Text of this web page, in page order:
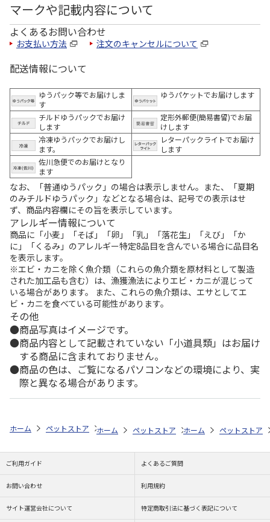
マークや記載内容について
よくあるお問い合わせ
お支払い方法 注文のキャンセルについて
配送情報について
ゆうパック等でお届けしま
す
ゆうパケットでお届けします
チルドゆうパックでお届け
します
定形外郵便(簡易書留)でお届
けします
冷凍ゆうパックでお届けし
ます。
レターパックライトでお届け
します
佐川急便でのお届けとなり
ます
なお、「普通ゆうパック」の場合は表示しません。また、「夏期
のみチルドゆうパック」などとなる場合は、記号での表示はせ
ず、商品内容欄にその旨を表示しています。
アレルギー情報について
商品に「小麦」「そば」「卵」「乳」「落花生」「えび」「か
に」「くるみ」のアレルギー特定8品目を含んでいる場合に品目名
を表示します。
※エビ・カニを除く魚介類（これらの魚介類を原材料として製造
された加工品も含む）は、漁獲漁法によりエビ・カニが混じって
いる場合があります。 また、これらの魚介類は、エサとしてエ
ビ・カニを食べている可能性があります。
その他
商品写真はイメージです。
商品内容として記載されていない「小道具類」はお届け
する商品に含まれておりません。
商品の色は、ご覧になるパソコンなどの環境により、実
際と異なる場合があります。
ホーム ペットストア ケージ・飼育その他用品 ケージアクセサリ（
ホーム ペットストア ケージ・飼育その他用品
ホーム ペットストア
ご利用ガイド よくあるご質問
お問い合わせ 利用規約
サイト運営会社について 特定商取引法に基づく表記について